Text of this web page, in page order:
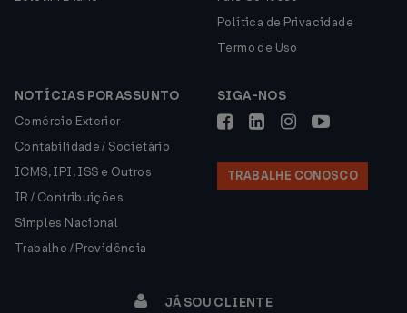
Política de Privacidade
Termo de Uso
NOTÍCIAS POR ASSUNTO
Comércio Exterior
Contabilidade / Societário
ICMS, IPI, ISS e Outros
IR / Contribuições
Simples Nacional
Trabalho / Previdência
SIGA-NOS
TRABALHE CONOSCO
JÁ SOU CLIENTE